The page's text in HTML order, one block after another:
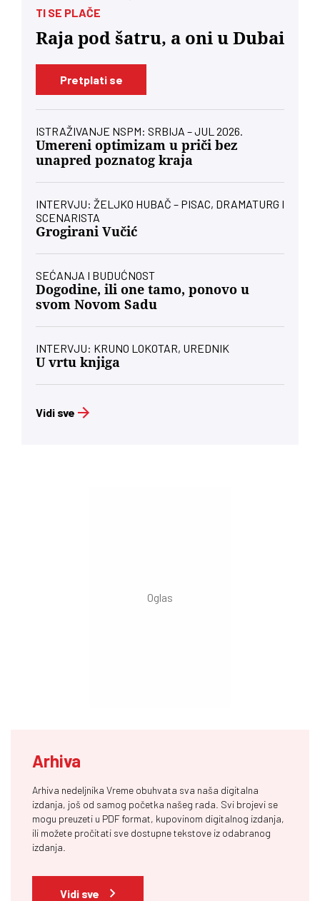
TI SE PLAČE
Raja pod šatru, a oni u Dubai
Pretplati se
ISTRAŽIVANJE NSPM: SRBIJA – JUL 2026.
Umereni optimizam u priči bez
unapred poznatog kraja
INTERVJU: ŽELJKO HUBAČ – PISAC, DRAMATURG I
SCENARISTA
Grogirani Vučić
SEĆANJA I BUDUĆNOST
Dogodine, ili one tamo, ponovo u
svom Novom Sadu
INTERVJU: KRUNO LOKOTAR, UREDNIK
U vrtu knjiga
Vidi sve
Arhiva
Arhiva nedeljnika Vreme obuhvata sva naša digitalna
izdanja, još od samog početka našeg rada. Svi brojevi se
mogu preuzeti u PDF format, kupovinom digitalnog izdanja,
ili možete pročitati sve dostupne tekstove iz odabranog
izdanja.
Vidi sve